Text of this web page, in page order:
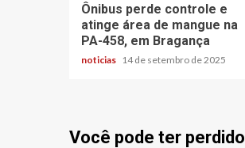
Ônibus perde controle e
atinge área de mangue na
PA-458, em Bragança
noticias 14 de setembro de 2025
Você pode ter perdido